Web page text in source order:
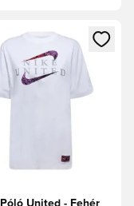
vagy a tagként
egy modált a
United - Fehér